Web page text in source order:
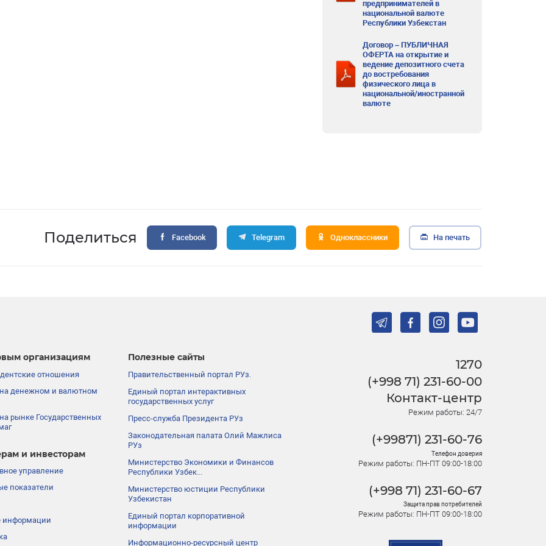
предпринимателей в
национальной валюте
Республики Узбекстан
Договор – ПУБЛИЧНАЯ
ОФЕРТА на открытие и
ведение депозитного счета
до востребования
физического лица в
национальной/иностранной
валюте
Поделиться Facebook Telegram Одноклассники На печать
организациям
отношения
денежном и валютном
рынке Государственных
и инвесторам
управление
показатели
информации
Полезные сайты
Правительственный портал РУз.
Единый портал интерактивных
государственных услуг
Пресс-служба Президента РУз
Законодательная палата Олий Мажлиса
РУз
Министерство Экономики и Финансов
Республики Узбек...
Министерство юстиции Республики
Узбекистан
Единый портал корпоративной
информации
Информационно-ресурсный центр
1270
(+998 71) 231-60-00
Контакт-центр
Режим работы: 24/7
(+99871) 231-60-76
Телефон доверия
Режим работы: ПН-ПТ 09:00-18:00
(+998 71) 231-60-67
Защита прав потребителей
Режим работы: ПН-ПТ 09:00-18:00